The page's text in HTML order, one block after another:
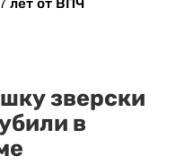
лет от ВПЧ
зверски
в